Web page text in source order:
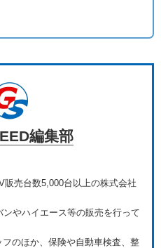
編集部
販売台数5,000台以上の株式会社
やハイエース等の販売を行って
のほか、保険や自動車検査、整